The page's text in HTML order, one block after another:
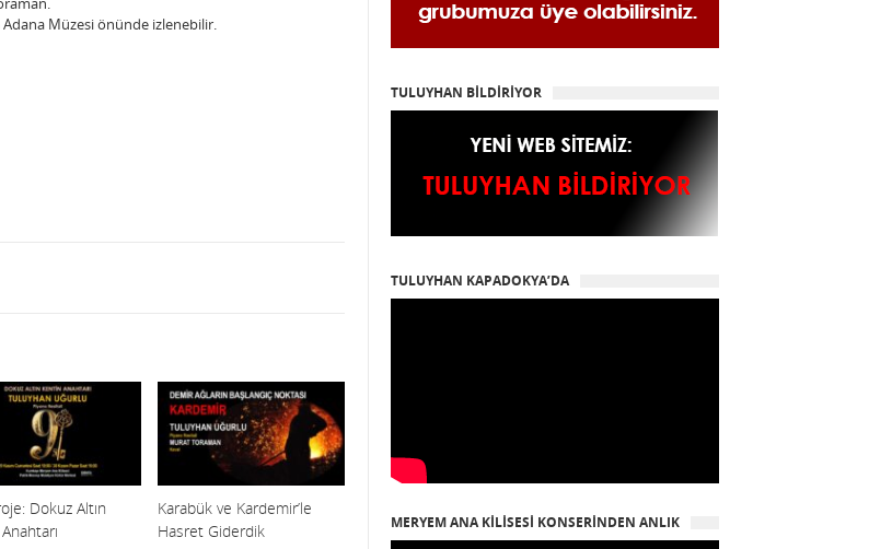
Adana Müzesi önünde izlenebilir.
Dokuz Altın
Karabük ve Kardemir’le
Hasret Giderdik
TULUYHAN BİLDİRİYOR
TULUYHAN KAPADOKYA’DA
MERYEM ANA KİLİSESİ KONSERİNDEN ANLIK